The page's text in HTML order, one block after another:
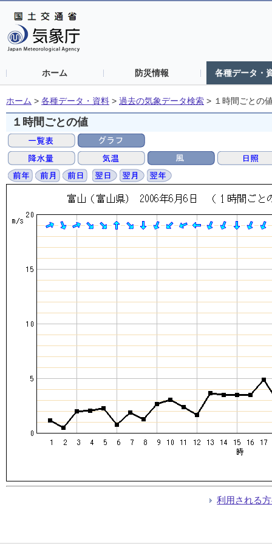
ホーム 防災情報 各種データ・
ホーム > 各種データ・資料 > 過去の気象データ検索 > １時間ごとの
１時間ごとの値
利用される